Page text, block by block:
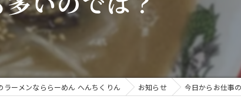
ラーメンなららーめん へんちくりん お知らせ 今日からお仕事